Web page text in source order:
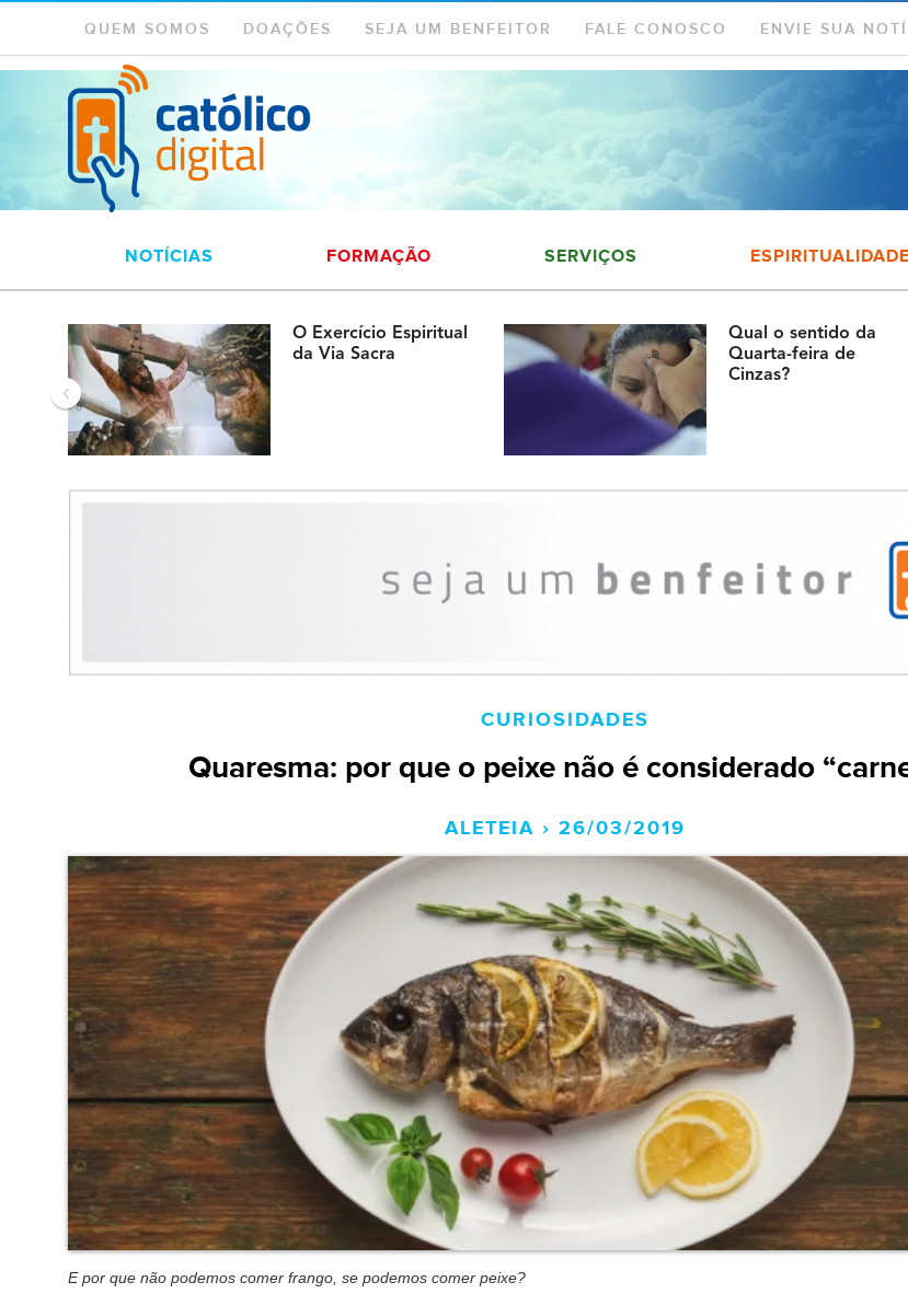
QUEM SOMOS DOAÇÕES SEJA UM BENFEITOR FALE CONOSCO ENVIE SUA
NOTÍCIAS FORMAÇÃO SERVIÇOS ESPIRITUALIDADE
O Exercício Espiritual
da Via Sacra
Qual o sentido da
Quarta-feira de
Cinzas?
‹
CURIOSIDADES
Quaresma: por que o peixe não é considerado
ALETEIA › 26/03/2019
E por que não podemos comer frango, se podemos comer peixe?